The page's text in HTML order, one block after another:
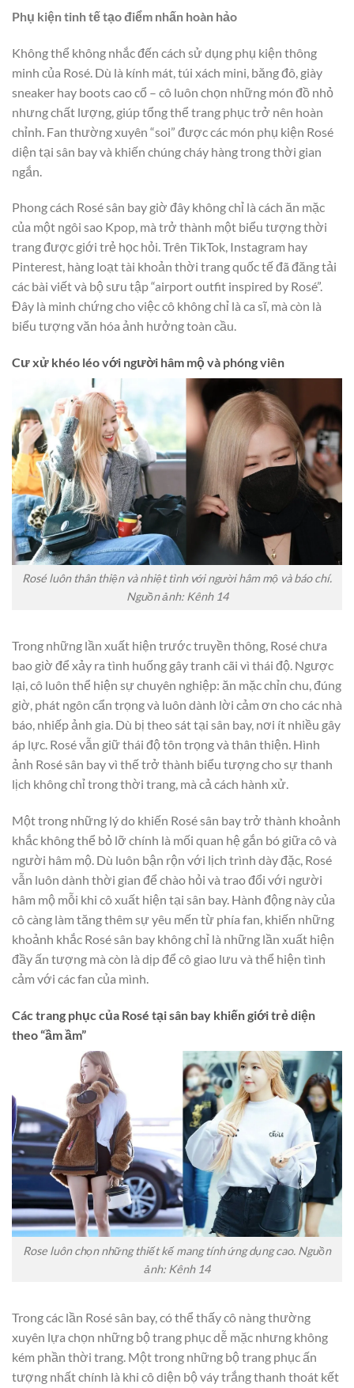
Phụ kiện tinh tế tạo điểm nhấn hoàn hảo
Không thể không nhắc đến cách sử dụng phụ kiện thông
minh của Rosé. Dù là kính mát, túi xách mini, băng đô, giày
sneaker hay boots cao cổ – cô luôn chọn những món đồ nhỏ
nhưng chất lượng, giúp tổng thể trang phục trở nên hoàn
chỉnh. Fan thường xuyên “soi” được các món phụ kiện Rosé
diện tại sân bay và khiến chúng cháy hàng trong thời gian
ngắn.
Phong cách Rosé sân bay giờ đây không chỉ là cách ăn mặc
của một ngôi sao Kpop, mà trở thành một biểu tượng thời
trang được giới trẻ học hỏi. Trên TikTok, Instagram hay
Pinterest, hàng loạt tài khoản thời trang quốc tế đã đăng tải
các bài viết và bộ sưu tập “airport outfit inspired by Rosé”.
Đây là minh chứng cho việc cô không chỉ là ca sĩ, mà còn là
biểu tượng văn hóa ảnh hưởng toàn cầu.
Cư xử khéo léo với người hâm mộ và phóng viên
Rosé luôn thân thiện và nhiệt tình với người hâm mộ và báo chí.
Nguồn ảnh: Kênh 14
Trong những lần xuất hiện trước truyền thông, Rosé chưa
bao giờ để xảy ra tình huống gây tranh cãi vì thái độ. Ngược
lại, cô luôn thể hiện sự chuyên nghiệp: ăn mặc chỉn chu, đúng
giờ, phát ngôn cẩn trọng và luôn dành lời cảm ơn cho các nhà
báo, nhiếp ảnh gia. Dù bị theo sát tại sân bay, nơi ít nhiều gây
áp lực. Rosé vẫn giữ thái độ tôn trọng và thân thiện. Hình
ảnh Rosé sân bay vì thế trở thành biểu tượng cho sự thanh
lịch không chỉ trong thời trang, mà cả cách hành xử.
Một trong những lý do khiến Rosé sân bay trở thành khoảnh
khắc không thể bỏ lỡ chính là mối quan hệ gắn bó giữa cô và
người hâm mộ. Dù luôn bận rộn với lịch trình dày đặc, Rosé
vẫn luôn dành thời gian để chào hỏi và trao đổi với người
hâm mộ mỗi khi cô xuất hiện tại sân bay. Hành động này của
cô càng làm tăng thêm sự yêu mến từ phía fan, khiến những
khoảnh khắc Rosé sân bay không chỉ là những lần xuất hiện
đầy ấn tượng mà còn là dịp để cô giao lưu và thể hiện tình
cảm với các fan của mình.
Các trang phục của Rosé tại sân bay khiến giới trẻ diện
theo “ầm ầm”
Rose luôn chọn những thiết kế mang tính ứng dụng cao. Nguồn
ảnh: Kênh 14
Trong các lần Rosé sân bay, có thể thấy cô nàng thường
xuyên lựa chọn những bộ trang phục dễ mặc nhưng không
kém phần thời trang. Một trong những bộ trang phục ấn
tượng nhất chính là khi cô diện bộ váy trắng thanh thoát kết